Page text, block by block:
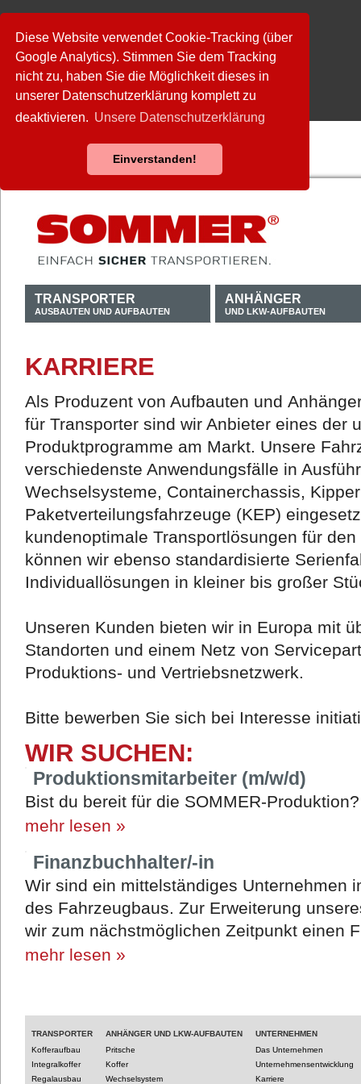
Diese Website verwendet Cookie-Tracking (über
Google Analytics). Stimmen Sie dem Tracking
nicht zu, haben Sie die Möglichkeit dieses in
unserer Datenschutzerklärung komplett zu
deaktivieren. Unsere Datenschutzerklärung
Einverstanden!
TRANSPORTER
AUSBAUTEN UND AUFBAUTEN
ANHÄNGER
UND LKW-AUFBAUTEN
KARRIERE
Als Produzent von Aufbauten und
für Transporter sind wir Anbieter eines der
Produktprogramme am Markt. Unsere
verschiedenste Anwendungsfälle in
Wechselsysteme, Containerchassis,
Paketverteilungsfahrzeuge (KEP)
kundenoptimale Transportlösungen für
können wir ebenso standardisierte
Individuallösungen in kleiner bis großer
Unseren Kunden bieten wir in Europa mit
Standorten und einem Netz von
Produktions- und Vertriebsnetzwerk.
Bitte bewerben Sie sich bei Interesse
WIR SUCHEN:
Produktionsmitarbeiter (m/w/d)
Bist du bereit für die SOMMER-
mehr lesen »
Finanzbuchhalter/-in
Wir sind ein mittelständiges Unternehmen
des Fahrzeugbaus. Zur Erweiterung
wir zum nächstmöglichen Zeitpunkt einen
mehr lesen »
TRANSPORTER
Kofferaufbau
Integralkoffer
Regalausbau
ANHÄNGER UND LKW-AUFBAUTEN
Pritsche
Koffer
Wechselsystem
UNTERNEHMEN
Das Unternehmen
Unternehmensentwicklung
Karriere